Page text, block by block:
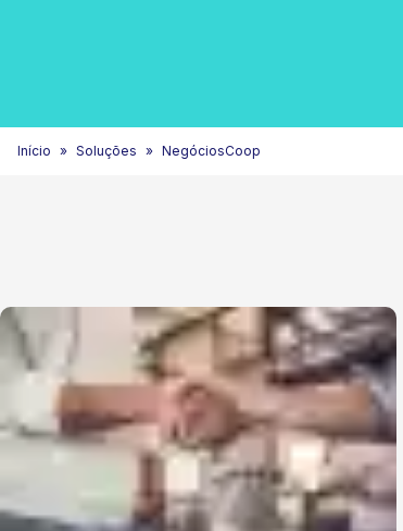
Início Soluções NegóciosCoop